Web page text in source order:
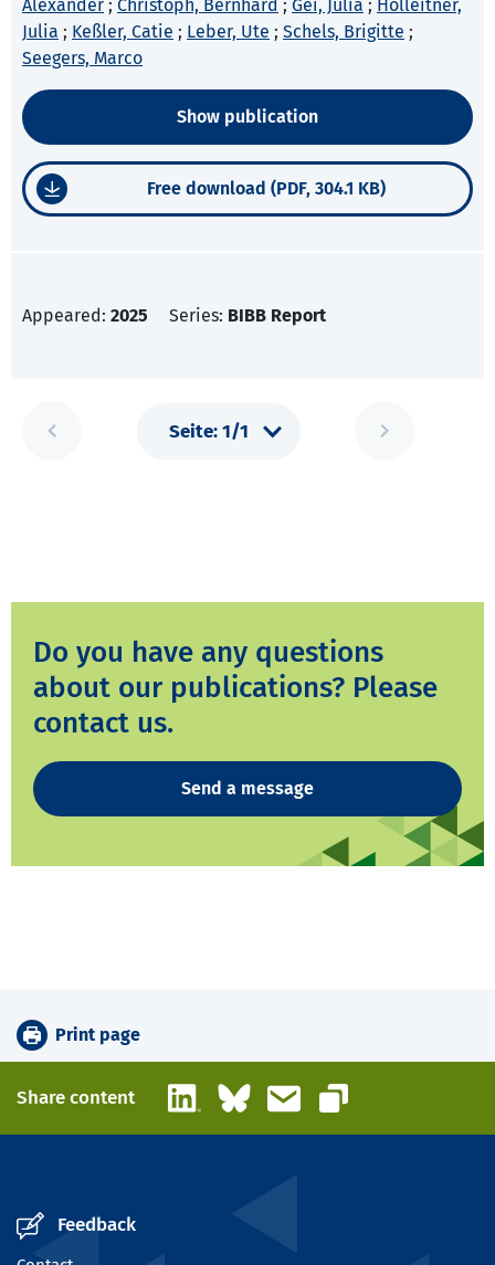
Alexander ; Christoph, Bernhard ; Gei, Julia ; Holleitner,
Julia ; Keßler, Catie ; Leber, Ute ; Schels, Brigitte ;
Seegers, Marco
Show publication
Free download (PDF, 304.1 KB)
Appeared: 2025 Series: BIBB Report
Do you have any questions
about our publications? Please
contact us.
Send a message
Print page
Share content LinkedInBlueskyEmail
Copy link
Feedback